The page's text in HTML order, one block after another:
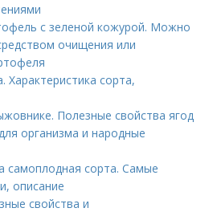
с зеленой кожурой. Можно
очищения или
Характеристика сорта,
Полезные свойства ягод
организма и народные
самоплодная сорта. Самые
описание
свойства и